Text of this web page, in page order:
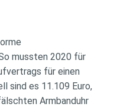
mussten 2020 für
für einen
sind es 11.109 Euro,
Armbanduhr